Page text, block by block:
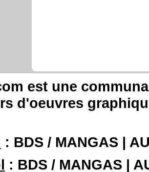
Chapitre: 4 page: